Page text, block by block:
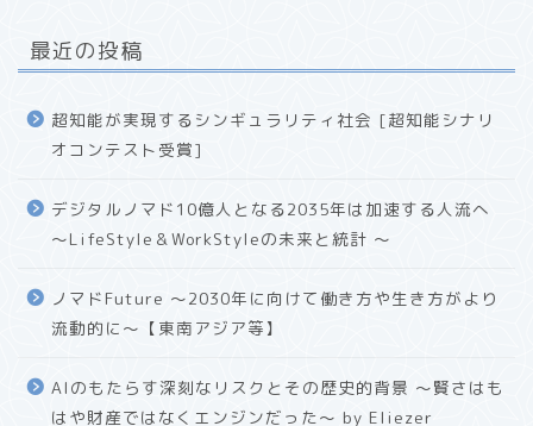
最近の投稿
超知能が実現するシンギュラリティ社会 [超知能シナリ
オコンテスト受賞]
デジタルノマド10億人となる2035年は加速する人流へ
〜LifeStyle＆WorkStyleの未来と統計 〜
ノマドFuture 〜2030年に向けて働き方や生き方がより
流動的に〜【東南アジア等】
AIのもたらす深刻なリスクとその歴史的背景 〜賢さはも
はや財産ではなくエンジンだった〜 by Eliezer